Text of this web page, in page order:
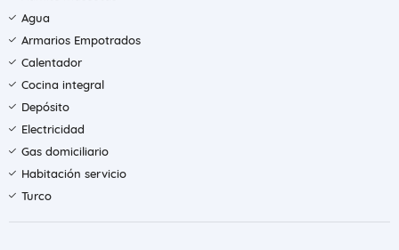
Agua
Armarios Empotrados
Calentador
Cocina integral
Depósito
Electricidad
Gas domiciliario
Habitación servicio
Turco